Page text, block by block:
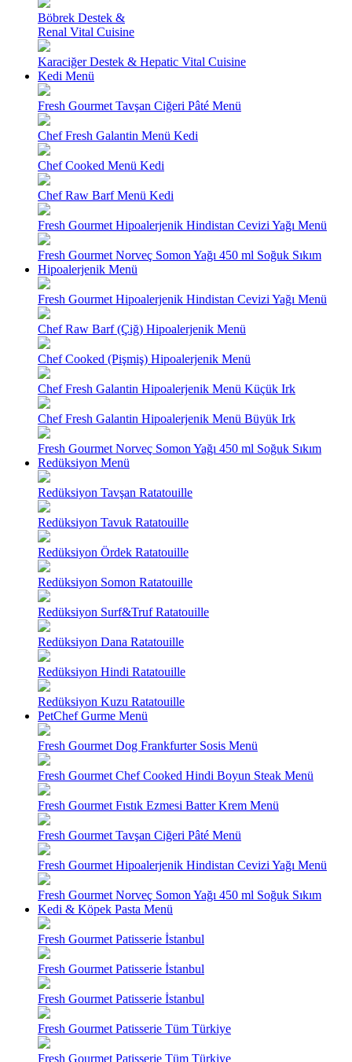
Böbrek Destek &
Renal Vital Cuisine
Karaciğer Destek & Hepatic Vital Cuisine
Kedi Menü
Fresh Gourmet Tavşan Ciğeri Pâté Menü
Chef Fresh Galantin Menü Kedi
Chef Cooked Menü Kedi
Chef Raw Barf Menü Kedi
Fresh Gourmet Hipoalerjenik Hindistan Cevizi Yağı Menü
Fresh Gourmet Norveç Somon Yağı 450 ml Soğuk Sıkım
Hipoalerjenik Menü
Fresh Gourmet Hipoalerjenik Hindistan Cevizi Yağı Menü
Chef Raw Barf (Çiğ) Hipoalerjenik Menü
Chef Cooked (Pişmiş) Hipoalerjenik Menü
Chef Fresh Galantin Hipoalerjenik Menü Küçük Irk
Chef Fresh Galantin Hipoalerjenik Menü Büyük Irk
Fresh Gourmet Norveç Somon Yağı 450 ml Soğuk Sıkım
Redüksiyon Menü
Redüksiyon Tavşan Ratatouille
Redüksiyon Tavuk Ratatouille
Redüksiyon Ördek Ratatouille
Redüksiyon Somon Ratatouille
Redüksiyon Surf&Truf Ratatouille
Redüksiyon Dana Ratatouille
Redüksiyon Hindi Ratatouille
Redüksiyon Kuzu Ratatouille
PetChef Gurme Menü
Fresh Gourmet Dog Frankfurter Sosis Menü
Fresh Gourmet Chef Cooked Hindi Boyun Steak Menü
Fresh Gourmet Fıstık Ezmesi Batter Krem Menü
Fresh Gourmet Tavşan Ciğeri Pâté Menü
Fresh Gourmet Hipoalerjenik Hindistan Cevizi Yağı Menü
Fresh Gourmet Norveç Somon Yağı 450 ml Soğuk Sıkım
Kedi & Köpek Pasta Menü
Fresh Gourmet Patisserie İstanbul
Fresh Gourmet Patisserie İstanbul
Fresh Gourmet Patisserie İstanbul
Fresh Gourmet Patisserie Tüm Türkiye
Fresh Gourmet Patisserie Tüm Türkiye